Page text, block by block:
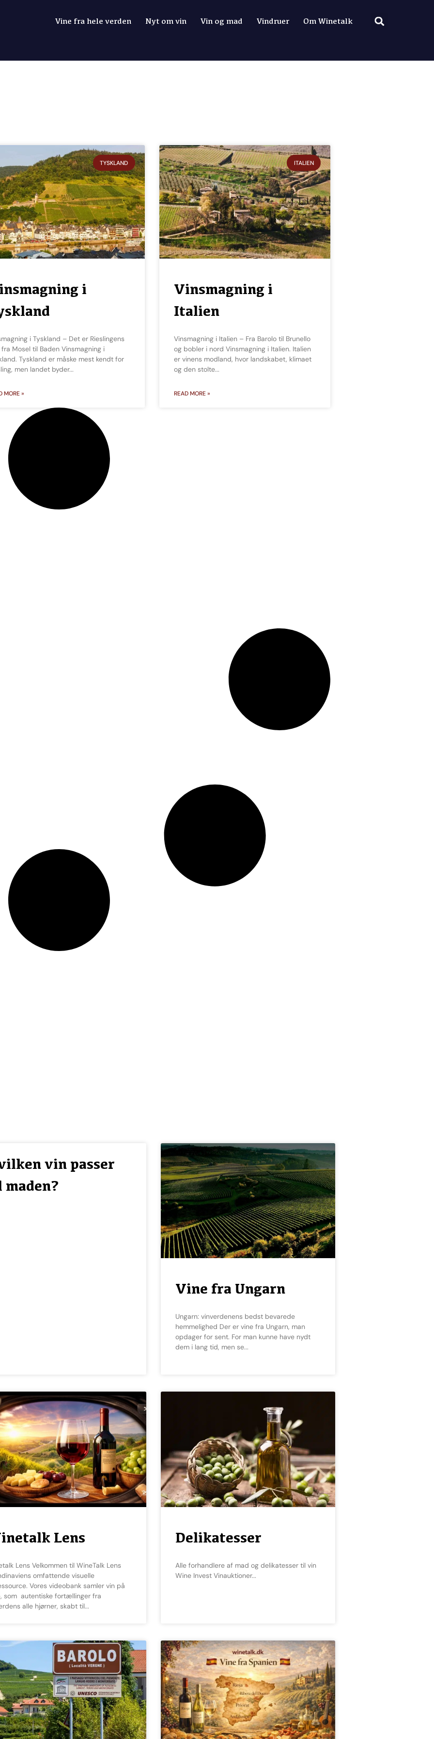
Vine fra hele verden Nyt om vin Vin og mad Vindruer Om Winetalk
TYSKLAND
i
Mosel til Baden Vinsmagning i
Tyskland er måske mest kendt for
men landet byder
MORE »
ITALIEN
Vinsmagning i
Italien
Vinsmagning i Italien – Fra Barolo til Brunello
og bobler i nord Vinsmagning i Italien. Italien
er vinens modland, hvor landskabet, klimaet
og den stolte
READ MORE »
vin passer
Vine fra Ungarn
Ungarn: vinverdenens bedst bevarede
hemmelighed Der er vine fra Ungarn, man
opdager for sent. For man kunne have nydt
dem i lang tid, men se
Lens
omfattende visuelle
Vores videobank samler vin på
som autentiske fortællinger fra
alle hjørner, skabt til
Delikatesser
Alle forhandlere af mad og delikatesser til vin
Wine Invest Vinauktioner